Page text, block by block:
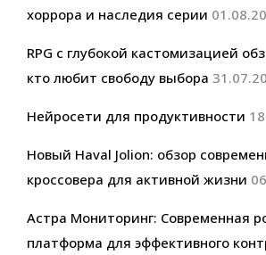
хоррора и наследия серии
RPG с глубокой кастомизацией
кто любит свободу выбора
Нейросети для продуктивности
Новый Haval Jolion: обзор
кроссовера для активной жизни
Астра Мониторинг: Современная
платформа для эффективного